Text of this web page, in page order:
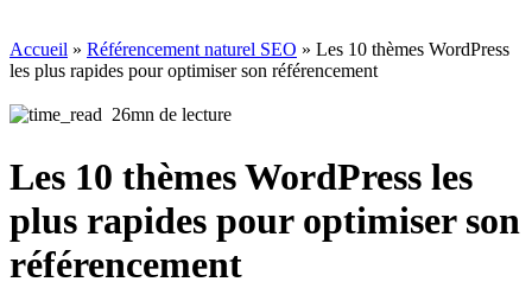
Accueil » Référencement naturel SEO » Les 10 thèmes WordPress
les plus rapides pour optimiser son référencement
26mn de lecture
Les 10 thèmes WordPress les
plus rapides pour optimiser son
référencement